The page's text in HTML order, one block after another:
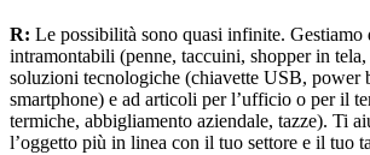
R: Le possibilità sono quasi infinite. Gestiamo
intramontabili (penne, taccuini, shopper in
soluzioni tecnologiche (chiavette USB, power
smartphone) e ad articoli per l’ufficio o per il
termiche, abbigliamento aziendale, tazze). Ti
l’oggetto più in linea con il tuo settore e il tuo